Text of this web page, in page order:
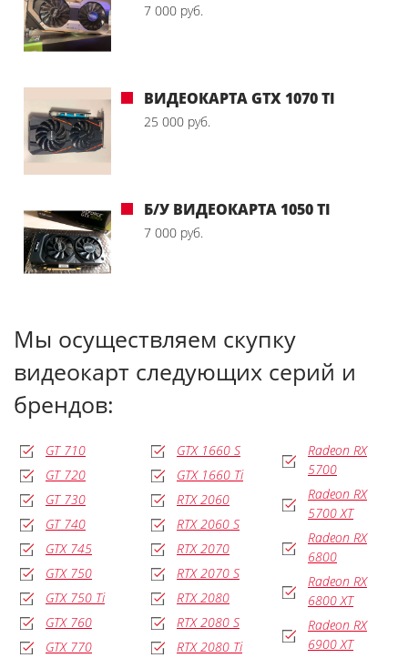
7 000 руб.
ВИДЕОКАРТА GTX 1070 TI
25 000 руб.
Б/У ВИДЕОКАРТА 1050 TI
7 000 руб.
Мы осуществляем скупку
видеокарт следующих серий и
брендов:
GT 710
GT 720
GT 730
GT 740
GTX 745
GTX 750
GTX 750 Ti
GTX 760
GTX 770
GTX 1660 S
GTX 1660 Ti
RTX 2060
RTX 2060 S
RTX 2070
RTX 2070 S
RTX 2080
RTX 2080 S
RTX 2080 Ti
Radeon RX
5700
Radeon RX
5700 XT
Radeon RX
6800
Radeon RX
6800 XT
Radeon RX
6900 XT